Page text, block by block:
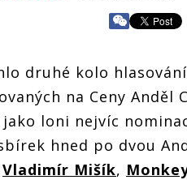
druhé kolo
na Ceny Anděl
jako loni nejvíc
hned po dvou
Vladimír Mišík,